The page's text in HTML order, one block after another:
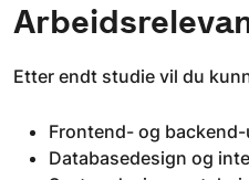
Etter endt studie vil du
Frontend- og
Databasedesign og